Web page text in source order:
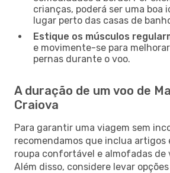
crianças, poderá ser uma boa
lugar perto das casas de
Estique os músculos
e movimente-se para
pernas durante o voo.
A duração de um voo de
Craiova
Para garantir uma viagem sem
recomendamos que inclua artigos
roupa confortável e almofadas de
Além disso, considere levar